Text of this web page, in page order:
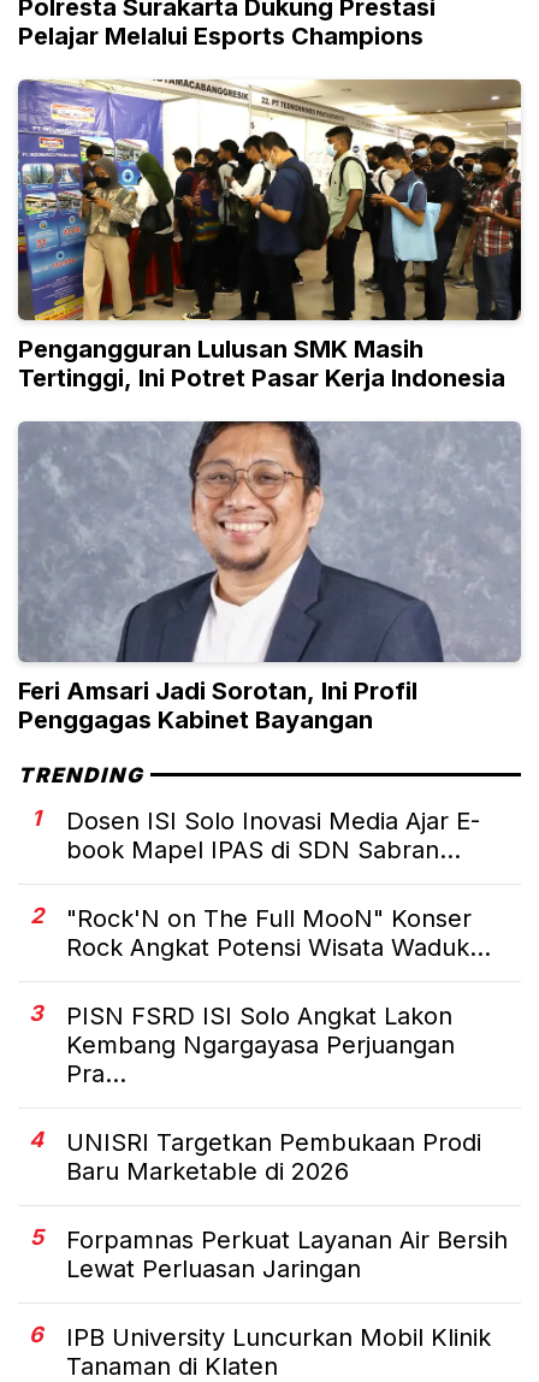
Polresta Surakarta Dukung Prestasi
Pelajar Melalui Esports Champions
Pengangguran Lulusan SMK Masih
Tertinggi, Ini Potret Pasar Kerja Indonesia
Feri Amsari Jadi Sorotan, Ini Profil
Penggagas Kabinet Bayangan
TRENDING
1
Dosen ISI Solo Inovasi Media Ajar E-
book Mapel IPAS di SDN Sabran...
2
"Rock'N on The Full MooN" Konser
Rock Angkat Potensi Wisata Waduk...
3
PISN FSRD ISI Solo Angkat Lakon
Kembang Ngargayasa Perjuangan
Pra...
4
UNISRI Targetkan Pembukaan Prodi
Baru Marketable di 2026
5
Forpamnas Perkuat Layanan Air Bersih
Lewat Perluasan Jaringan
6
IPB University Luncurkan Mobil Klinik
Tanaman di Klaten